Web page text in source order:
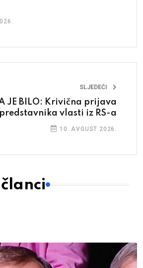
SLJEDEĆI
JE BILO: Krivična prijava
vlasti iz RS-a
10. AVGUST 2026.